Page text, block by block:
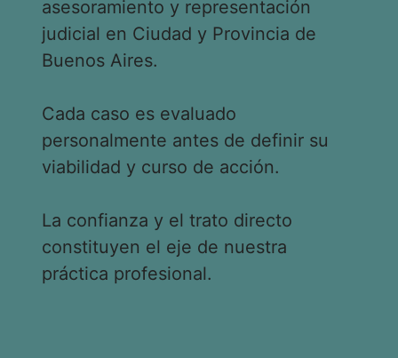
asesoramiento y representación
judicial en Ciudad y Provincia de
Buenos Aires.
Cada caso es evaluado
personalmente antes de definir su
viabilidad y curso de acción.
La confianza y el trato directo
constituyen el eje de nuestra
práctica profesional.